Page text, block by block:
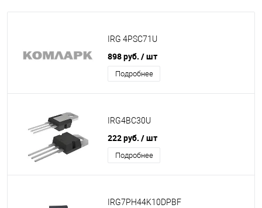
IRG 4PSC71U
898 руб. / шт
Подробнее
IRG4BC30U
222 руб. / шт
Подробнее
IRG7PH44K10DPBF